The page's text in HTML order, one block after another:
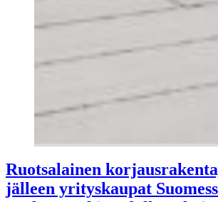
Ruotsalainen
jälleen yrityskaupat